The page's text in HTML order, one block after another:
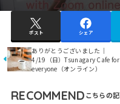
ポスト シェア
ありがとうございました｜
4/19（日）Tsunagary Cafe for
everyone（オンライン）
RECOMMEND